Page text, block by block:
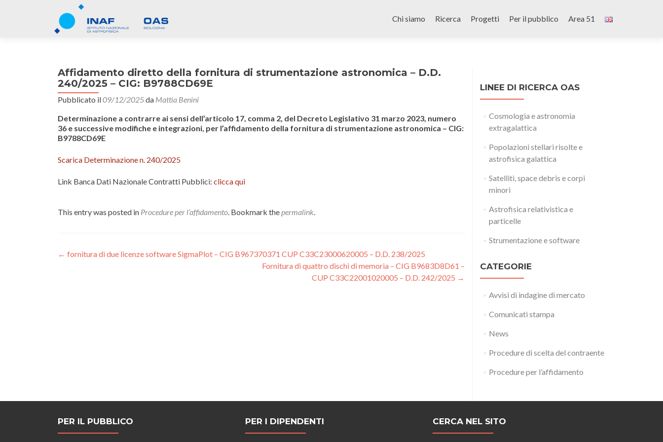
to
Chi siamo Ricerca Progetti Per il pubblico Area 51
Affidamento diretto della fornitura di strumentazione astronomica – D.D.
240/2025 – CIG: B9788CD69E
Pubblicato il09/12/2025da Mattia Benini
Determinazione a contrarre ai sensi dell’articolo 17, comma 2, del Decreto Legislativo 31 marzo 2023, numero
36 e successive modifiche e integrazioni, per l’affidamento della fornitura di strumentazione astronomica – CIG:
B9788CD69E
Scarica Determinazione n. 240/2025
Link Banca Dati Nazionale Contratti Pubblici: clicca qui
This entry was posted in Procedure per l’affidamento. Bookmark thepermalink.
Post
← fornitura di due licenze software SigmaPlot – CIG B967370371 CUP C33C23000620005 – D.D. 238/2025
Fornitura di quattro dischi di memoria – CIG B9683D8D61 –
CUP C33C22001020005 – D.D. 242/2025 →
LINEE DI RICERCA OAS
Cosmologia e astronomia
extragalattica
Popolazioni stellari risolte e
astrofisica galattica
Satelliti, space debris e corpi
minori
Astrofisica relativistica e
particelle
Strumentazione e software
CATEGORIE
Avvisi di indagine di mercato
Comunicati stampa
News
Procedure di scelta del contraente
Procedure per l’affidamento
PER IL PUBBLICO PER I DIPENDENTI CERCA NEL SITO